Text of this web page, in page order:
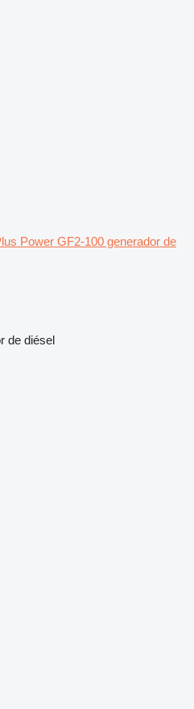
Power GF2-100 generador de
de diésel